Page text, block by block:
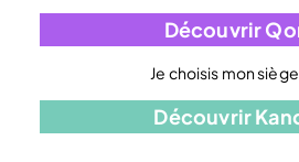
Découvrir
Je choisis mon
Découvrir